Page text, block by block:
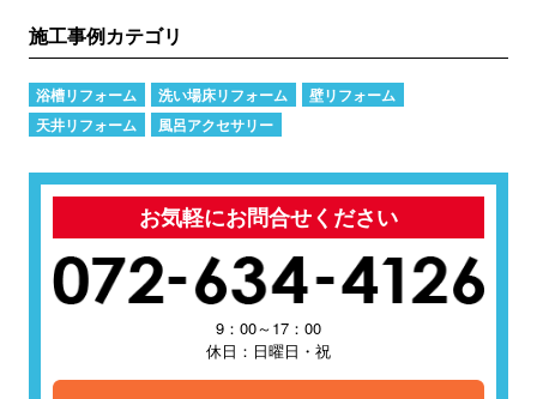
施工事例カテゴリ
浴槽リフォーム 洗い場床リフォーム
壁リフォーム
天井リフォーム
風呂アクセサリー
お気軽にお問合せください
9：00～17：00
休日：日曜日・祝